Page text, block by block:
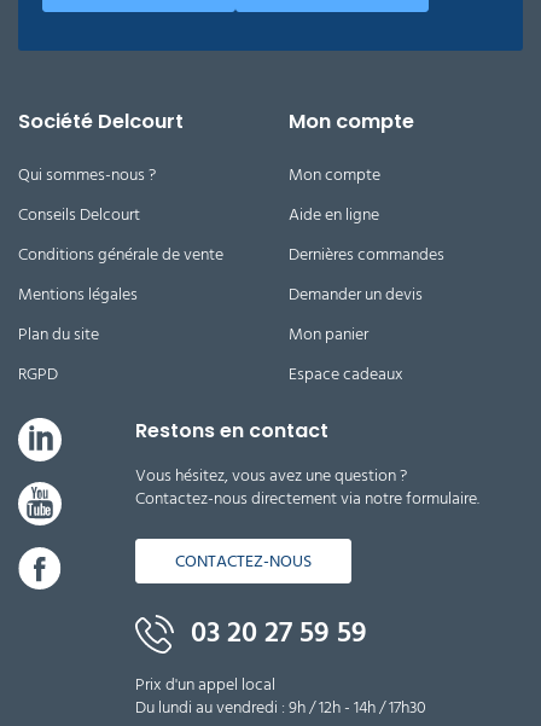
Société Delcourt
Qui sommes-nous ?
Conseils Delcourt
Conditions générale de vente
Mentions légales
Plan du site
RGPD
Mon compte
Mon compte
Aide en ligne
Dernières commandes
Demander un devis
Mon panier
Espace cadeaux
Restons en contact
Vous hésitez, vous avez une question ?
Contactez-nous directement via notre formulaire.
CONTACTEZ-NOUS
03 20 27 59 59
Prix d'un appel local
Du lundi au vendredi : 9h / 12h - 14h / 17h30